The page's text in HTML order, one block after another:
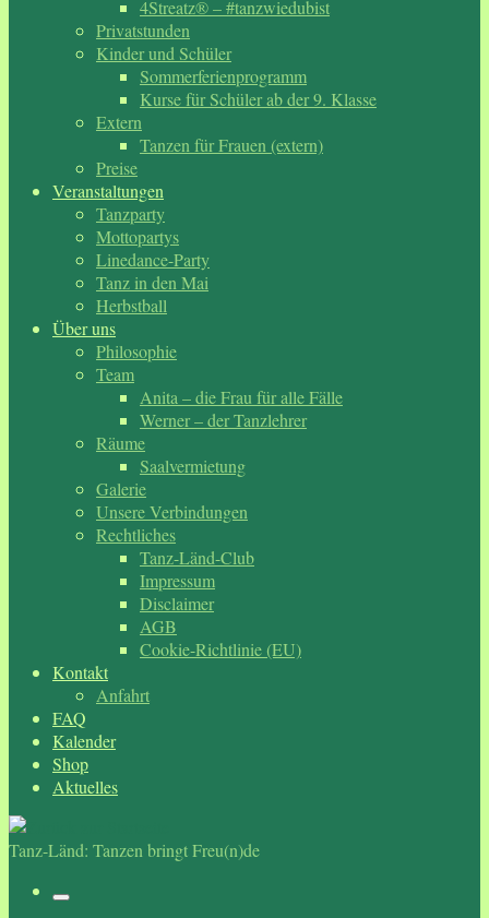
4Streatz® – #tanzwiedubist
Privatstunden
Kinder und Schüler
Sommerferienprogramm
Kurse für Schüler ab der 9. Klasse
Extern
Tanzen für Frauen (extern)
Preise
Veranstaltungen
Tanzparty
Mottopartys
Linedance-Party
Tanz in den Mai
Herbstball
Über uns
Philosophie
Team
Anita – die Frau für alle Fälle
Werner – der Tanzlehrer
Räume
Saalvermietung
Galerie
Unsere Verbindungen
Rechtliches
Tanz-Länd-Club
Impressum
Disclaimer
AGB
Cookie-Richtlinie (EU)
Kontakt
Anfahrt
FAQ
Kalender
Shop
Aktuelles
Tanz-Länd: Tanzen bringt Freu(n)de
Menü